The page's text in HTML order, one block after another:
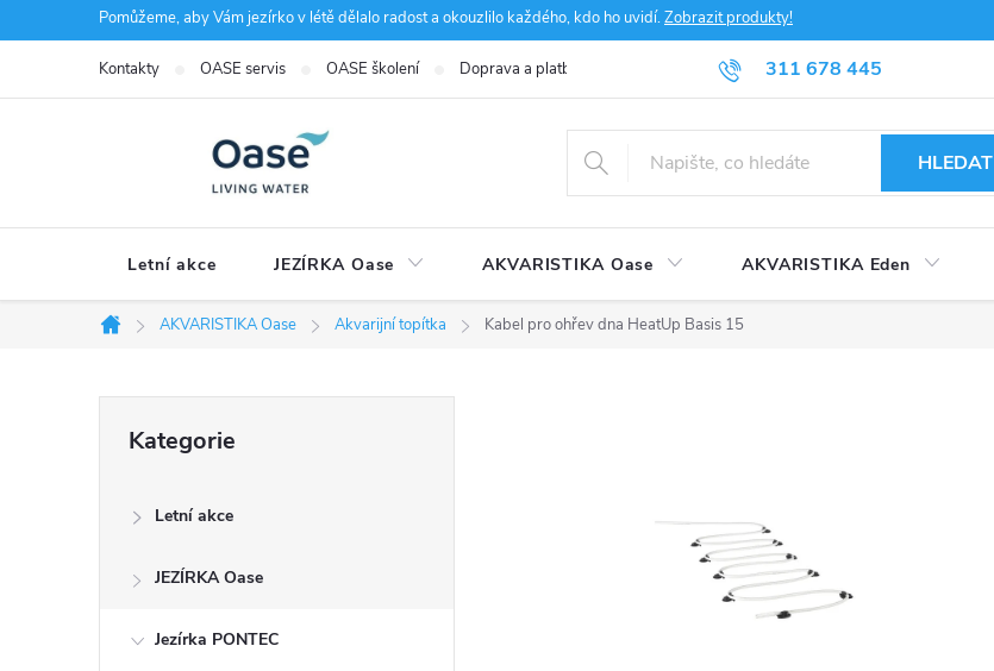
na
Pomůžeme, aby Vám jezírko v létě dělalo radost a okouzlilo každého, kdo ho uvidí.Zobrazit produkty!
311 678 445
Kontakty OASE servis OASE školení Doprava a platba Obchodní podmínky Ochrana údajů
HLEDAT
Letní akce JEZÍRKA Oase AKVARISTIKA Oase AKVARISTIKA Eden
Domů
AKVARISTIKA Oase Akvarijní topítka Kabel pro ohřev dna HeatUp Basis 15
kategorie
Kategorie
Letní akce
JEZÍRKA Oase
Jezírka PONTEC